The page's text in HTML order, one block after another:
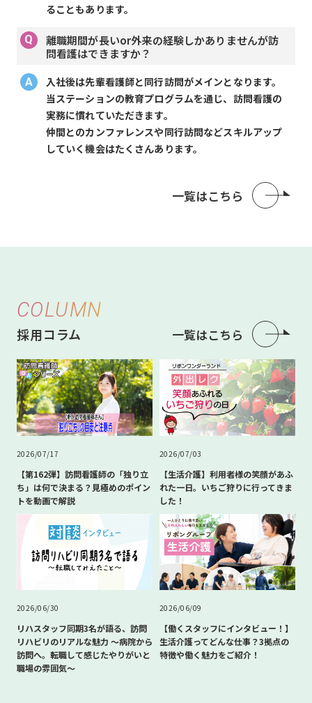
ることもあります。
離職期間が長いor外来の経験しかありませんが訪
問看護はできますか？
入社後は先輩看護師と同行訪問がメインとなります。
当ステーションの教育プログラムを通じ、訪問看護の
実務に慣れていただきます。
仲間とのカンファレンスや同行訪問などスキルアップ
していく機会はたくさんあります。
一覧はこちら
COLUMN
採用コラム 一覧はこちら
2026/07/17
【第162弾】訪問看護師の「独り立
ち」は何で決まる？見極めのポイン
トを動画で解説
2026/07/03
【生活介護】利用者様の笑顔があふ
れた一日。いちご狩りに行ってきま
した！
2026/06/30
リハスタッフ同期3名が語る、訪問
リハビリのリアルな魅力 〜病院から
訪問へ。転職して感じたやりがいと
職場の雰囲気〜
2026/06/09
【働くスタッフにインタビュー！】
生活介護ってどんな仕事？3拠点の
特徴や働く魅力をご紹介！